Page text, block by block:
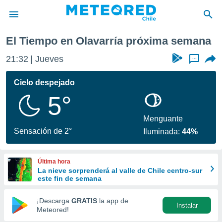
de
por
se
calidad.
a este
las
y
forma
digital
basada
El Tiempo en Olavarría próxima semana
21:32 Jueves ...
Cielo despejado
5°
Sensación de 2°
Menguante
Iluminada:44%
Última hora
La nieve sorprenderá al valle de Chile centro-sur
este fin de semana
¡Descarga GRATIS la app de
Meteored!
Instalar